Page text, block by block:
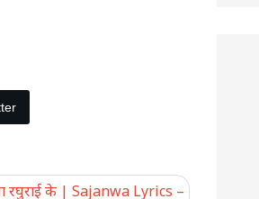
रघुराई के | Sajanwa Lyrics –